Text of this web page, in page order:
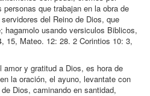
que trabajan en la obra de
del Reino de Dios, que
hagamolo usando versiculos Biblicos,
15, Mateo. 12: 28. 2 Corintios 10: 3,
y gratitud a Dios, es hora de
la oración, el ayuno, levantate con
Dios, caminando en santidad,